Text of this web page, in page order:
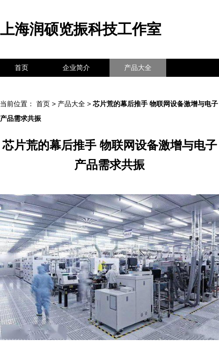
上海润硕览振科技工作室
首页 企业简介 产品大全
当前位置： 首页 > 产品大全 > 芯片荒的幕后推手 物联网设备激增与电子
产品需求共振
芯片荒的幕后推手 物联网设备激增与电子
产品需求共振